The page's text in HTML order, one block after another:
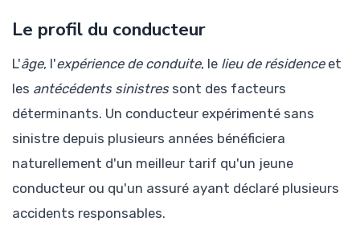
Le profil du conducteur
L'âge, l'expérience de conduite, le lieu de résidenceet
les antécédents sinistressont des facteurs
déterminants. Un conducteur expérimenté sans
sinistre depuis plusieurs années bénéficiera
naturellement d'un meilleur tarif qu'un jeune
conducteur ou qu'un assuré ayant déclaré plusieurs
accidents responsables.